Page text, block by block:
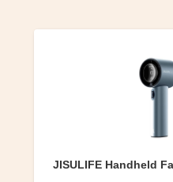
JISULIFE Handheld